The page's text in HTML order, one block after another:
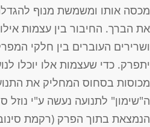
מכסה אותו ומשמשת מנוף
את הברך. החיבור בין עצמות
ושרירים העוברים בין חלקי
יתפרק. כדי שעצמות אלו יוכלו
מכוסות בסחוס המחליק את
ה"שימון" לתנועה נעשה ע"י נוזל
הנמצאת בתוך הפרק (רקמת